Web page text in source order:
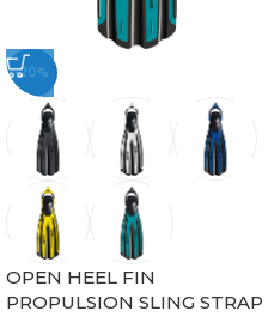
-20%
OPEN HEEL FIN
PROPULSION SLING STRAP